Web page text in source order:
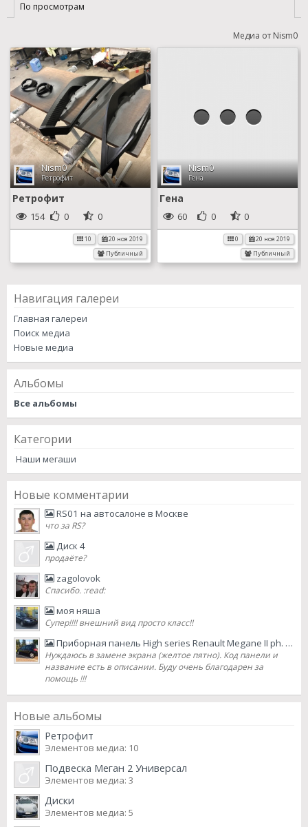
По просмотрам
Медиа от Nism0
Nism0
Ретрофит
Ретрофит
154 0 0
10
20 ноя 2019
Публичный
Nism0
Гена
Гена
60 0 0
0
20 ноя 2019
Публичный
Навигация галереи
Главная галереи
Поиск медиа
Новые медиа
Альбомы
Все альбомы
Категории
Наши мегаши
Новые комментарии
RS01 на автосалоне в Москве
что за RS?
Диск 4
продаёте?
zagolovok
Спасибо. :read:
моя няша
Супер!!!! внешний вид просто класс!!
Приборная панель High series Renault Megane II ph. 2 2007 lifting
Нуждаюсь в замене экрана (желтое пятно). Код панели и
название есть в описании. Буду очень благодарен за
помощь !!!
Новые альбомы
Ретрофит
Элементов медиа: 10
Подвеска Меган 2 Универсал
Элементов медиа: 3
Диски
Элементов медиа: 5